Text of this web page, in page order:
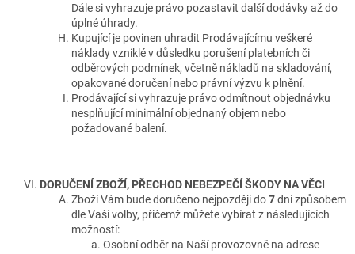
Dále si vyhrazuje právo pozastavit další dodávky až do
úplné úhrady.
Kupující je povinen uhradit Prodávajícímu veškeré
náklady vzniklé v důsledku porušení platebních či
odběrových podmínek, včetně nákladů na skladování,
opakované doručení nebo právní výzvu k plnění.
Prodávající si vyhrazuje právo odmítnout objednávku
nesplňující minimální objednaný objem nebo
požadované balení.
DORUČENÍ ZBOŽÍ, PŘECHOD NEBEZPEČÍ ŠKODY NA VĚCI
Zboží Vám bude doručeno nejpozději do7dní způsobem
dle Vaší volby, přičemž můžete vybírat z následujících
možností:
Osobní odběr na Naší provozovně na adrese